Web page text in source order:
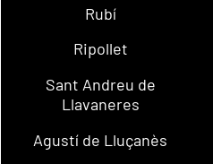
Rubí
Ripollet
Sant Andreu de
Llavaneres
Agustí de Lluçanès